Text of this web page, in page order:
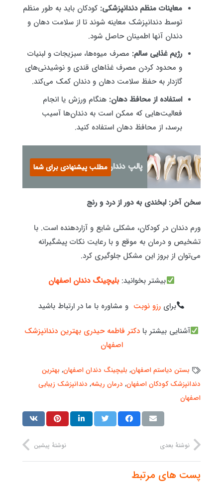
معاینات منظم دندانپزشکی: کودکان باید به طور منظم
توسط دندانپزشک معاینه شوند تا از سلامت دهان و
دندان آنها اطمینان حاصل شود.
رژیم غذایی سالم: مصرف میوه‌ها، سبزیجات و لبنیات
و محدود کردن مصرف غذاهای قندی و نوشیدنی‌های
گازدار به حفظ سلامت دهان و دندان کمک می‌کند.
استفاده از محافظ دهان: هنگام ورزش یا انجام
فعالیت‌هایی که ممکن است به دندان‌ها آسیب
برسد، از محافظ دهان استفاده کنید.
پالپ دندان چیست؟مطلب پیشنهادی برای شما
سخن آخر: لبخندی به دور از درد و رنج
ورم دندان در کودکان، مشکلی شایع و آزاردهنده است. با
تشخیص و درمان به موقع و با رعایت نکات پیشگیرانه
می‌توان از بروز این مشکل جلوگیری کرد.
بیشتر بخوانید:بلیچینگ دندان اصفهان
برای رزو نوبت و مشاوره با ما در ارتباط باشید
آشنایی بیشتر بادکتر فاطمه حیدری بهترین دندانپزشک
اصفهان
بستن دیاستم اصفهان, بلیچینگ دندان اصفهان, بهترین
دندانپزشک کودکان اصفهان, درمان ریشه, دندانپزشک زیبایی
اصفهان
نوشتهٔ پیشین نوشتهٔ بعدی
پست های مرتبط